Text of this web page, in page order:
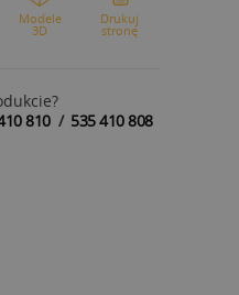
Modele
3D
Drukuj
stronę
810/ 535 410 808